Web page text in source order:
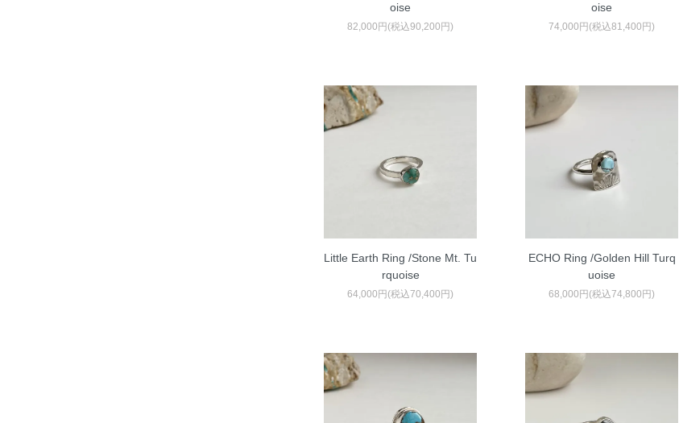
oise
82,000円(税込90,200円)
oise
74,000円(税込81,400円)
Little Earth Ring /Stone Mt. Tu
rquoise
64,000円(税込70,400円)
ECHO Ring /Golden Hill Turq
uoise
68,000円(税込74,800円)